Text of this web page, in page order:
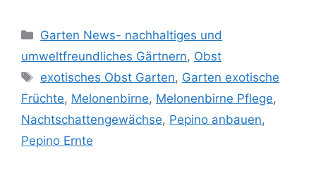
Kategorien
Garten News- nachhaltiges und
umweltfreundliches Gärtnern, Obst
Schlagwörter
exotisches Obst Garten, Garten exotische
Früchte, Melonenbirne, Melonenbirne Pflege,
Nachtschattengewächse, Pepino anbauen,
Pepino Ernte